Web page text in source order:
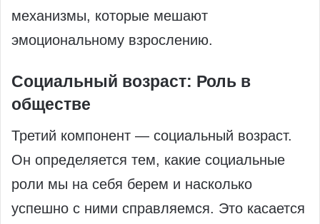
механизмы, которые мешают
эмоциональному взрослению.
Социальный возраст: Роль в
обществе
Третий компонент — социальный возраст.
Он определяется тем, какие социальные
роли мы на себя берем и насколько
успешно с ними справляемся. Это касается